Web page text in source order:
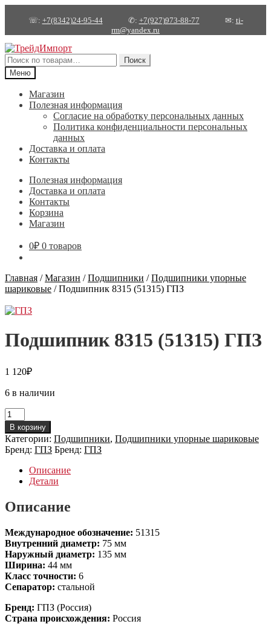
☏: +7(8342)24-95-44✆: +7(927)973-88-77 ✉: ti-
rm@yandex.ru
Перейти
к
навигации
Перейти
к
содержимому
Искать:
Поиск
Меню
Магазин
Полезная информация
Согласие на обработку персональных данных
Политика конфиденциальности персональных
данных
Доставка и оплата
Контакты
Полезная информация
Доставка и оплата
Контакты
Корзина
Магазин
0₽ 0 товаров
Главная /Магазин /Подшипники /Подшипники упорные
шариковые /Подшипник 8315 (51315) ГПЗ
Подшипник 8315 (51315) ГПЗ
1 120₽
6 в наличии
Количество
товара
Подшипник
8315
(51315)
ГПЗ
В корзину
Категории: Подшипники, Подшипники упорные шариковые
Бренд: ГПЗ Бренд: ГПЗ
Описание
Детали
Описание
Международное обозначение: 51315
Внутренний диаметр: 75 мм
Наружный диаметр: 135 мм
Ширина: 44 мм
Класс точности: 6
Сепаратор: стальной
Бренд: ГПЗ (Россия)
Страна происхождения: Россия